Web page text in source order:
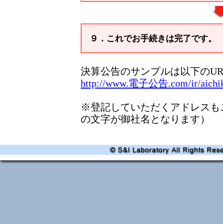
９．これでお手続きは完了です。
決算公告のサンプルは以下の
http://www.電子公告.com/ir/
※登記していただくアドレスも
の文字が御社名となります）